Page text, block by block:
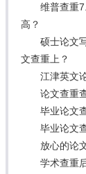
维普查重
高？
硕士论文
文查重上？
江津英文
论文查重
毕业论文
毕业论文
放心的论
学术查重